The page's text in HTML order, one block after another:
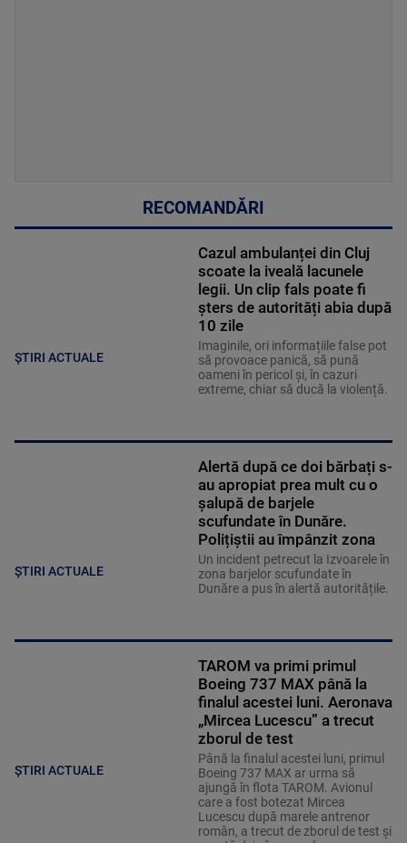
RECOMANDĂRI
ȘTIRI ACTUALE
Cazul ambulanței din Cluj
scoate la iveală lacunele
legii. Un clip fals poate fi
șters de autorități abia după
10 zile
Imaginile, ori informațiile false pot
să provoace panică, să pună
oameni în pericol și, în cazuri
extreme, chiar să ducă la violență.
ȘTIRI ACTUALE
Alertă după ce doi bărbați s-
au apropiat prea mult cu o
șalupă de barjele
scufundate în Dunăre.
Polițiștii au împânzit zona
Un incident petrecut la Izvoarele în
zona barjelor scufundate în
Dunăre a pus în alertă autoritățile.
ȘTIRI ACTUALE
TAROM va primi primul
Boeing 737 MAX până la
finalul acestei luni. Aeronava
„Mircea Lucescu” a trecut
zborul de test
Până la finalul acestei luni, primul
Boeing 737 MAX ar urma să
ajungă în flota TAROM. Avionul
care a fost botezat Mircea
Lucescu după marele antrenor
român, a trecut de zborul de test și